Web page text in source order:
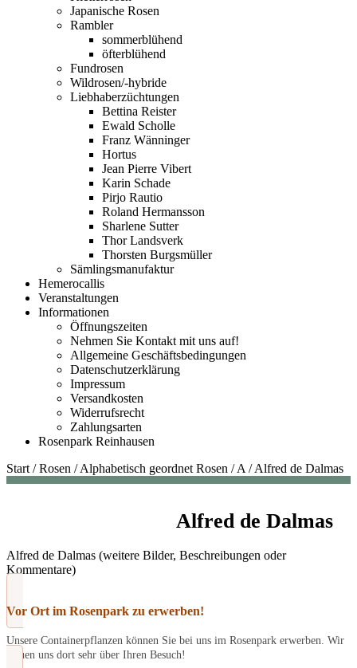
Japanische Rosen
Rambler
sommerblühend
öfterblühend
Fundrosen
Wildrosen/-hybride
Liebhaberzüchtungen
Bettina Reister
Ewald Scholle
Franz Wänninger
Hortus
Jean Pierre Vibert
Karin Schade
Pirjo Rautio
Roland Hermansson
Sharlene Sutter
Thor Landsverk
Thorsten Burgsmüller
Sämlingsmanufaktur
Hemerocallis
Veranstaltungen
Informationen
Öffnungszeiten
Nehmen Sie Kontakt mit uns auf!
Allgemeine Geschäftsbedingungen
Datenschutzerklärung
Impressum
Versandkosten
Widerrufsrecht
Zahlungsarten
Rosenpark Reinhausen
Start /Rosen /Alphabetisch geordnet Rosen /A /Alfred de Dalmas
Alfred de Dalmas
Alfred de Dalmas (weitere Bilder, Beschreibungen oder
Kommentare)
Vor Ort im Rosenpark zu erwerben!
Unsere Containerpflanzen können Sie bei uns im Rosenpark erwerben. Wir
freuen uns dort sehr über Ihren Besuch!